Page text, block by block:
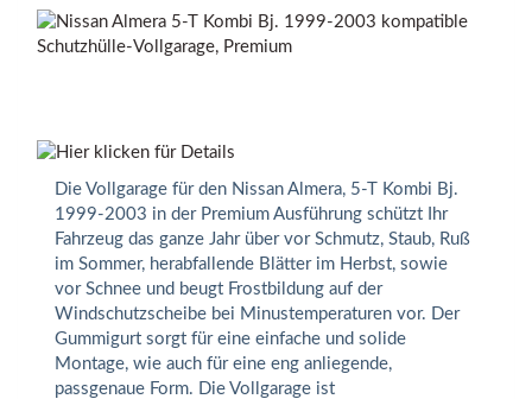
Die Vollgarage für den Nissan Almera, 5-T Kombi Bj.
1999-2003 in der Premium Ausführung schützt Ihr
Fahrzeug das ganze Jahr über vor Schmutz, Staub, Ruß
im Sommer, herabfallende Blätter im Herbst, sowie
vor Schnee und beugt Frostbildung auf der
Windschutzscheibe bei Minustemperaturen vor. Der
Gummigurt sorgt für eine einfache und solide
Montage, wie auch für eine eng anliegende,
passgenaue Form. Die Vollgarage ist